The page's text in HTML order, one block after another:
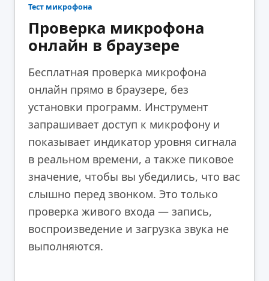
Тест микрофона
Проверка микрофона
онлайн в браузере
Бесплатная проверка микрофона
онлайн прямо в браузере, без
установки программ. Инструмент
запрашивает доступ к микрофону и
показывает индикатор уровня сигнала
в реальном времени, а также пиковое
значение, чтобы вы убедились, что вас
слышно перед звонком. Это только
проверка живого входа — запись,
воспроизведение и загрузка звука не
выполняются.